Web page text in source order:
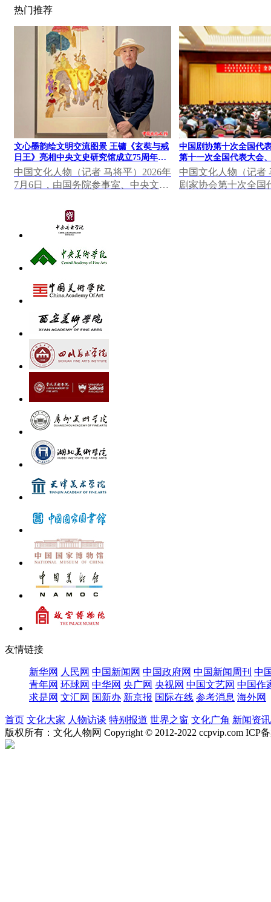
热门推荐
文心墨韵绘文明交流图景 王镛《玄奘与戒
日王》亮相中央文史研究馆成立75周年成
果展
中国文化人物（记者 马将平）2026年
7月6日，由国务院参事室、中央文史
心墨韵——中央...
中国剧协第十次全国代
第十一次全国代表大会
全国代表大会在北京召
式并讲话
中国文化人物（记者
剧家协会第十次全国
友情链接
新华网 人民网 中国新闻网 中国政府网 中国新闻周刊 中
青年网 环球网 中华网 央广网 央视网 中国文艺网 中国作
求是网 文汇网 国新办 新京报 国际在线 参考消息 海外网
首页 文化大家 人物访谈 特别报道 世界之窗 文化广角 新闻资讯
版权所有：文化人物网 Copyright © 2012-2022 ccpvip.com ICP